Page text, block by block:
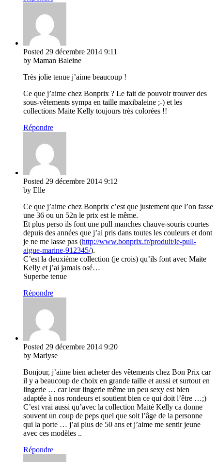
Posted 29 décembre 2014 9:11
by Maman Baleine
Très jolie tenue j’aime beaucoup !
Ce que j’aime chez Bonprix ? Le fait de pouvoir trouver des
sous-vêtements sympa en taille maxibaleine ;-) et les
collections Maite Kelly toujours très colorées !!
Répondre
Posted 29 décembre 2014 9:12
by Elle
Ce que j’aime chez Bonprix c’est que justement que l’on fasse
une 36 ou un 52n le prix est le même.
Et plus perso ils font une pull manches chauve-souris courtes
depuis des années que j’ai pris dans toutes les couleurs et dont
je ne me lasse pas (http://www.bonprix.fr/produit/le-pull-
aigue-marine-912345/).
C’est la deuxième collection (je crois) qu’ils font avec Maite
Kelly et j’ai jamais osé…
Superbe tenue
Répondre
Posted 29 décembre 2014 9:20
by Marlyse
Bonjour, j’aime bien acheter des vêtements chez Bon Prix car
il y a beaucoup de choix en grande taille et aussi et surtout en
lingerie … car leur lingerie même un peu sexy est bien
adaptée à nos rondeurs et soutient bien ce qui doit l’être …;)
C’est vrai aussi qu’avec la collection Maité Kelly ca donne
souvent un coup de peps quel que soit l’âge de la personne
qui la porte … j’ai plus de 50 ans et j’aime me sentir jeune
avec ces modèles ..
Répondre